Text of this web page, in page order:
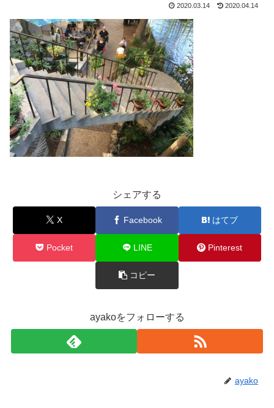
2020.03.14 2020.04.14
シェアする
X Facebook はてブ
Pocket LINE Pinterest
コピー
ayakoをフォローする
ayako